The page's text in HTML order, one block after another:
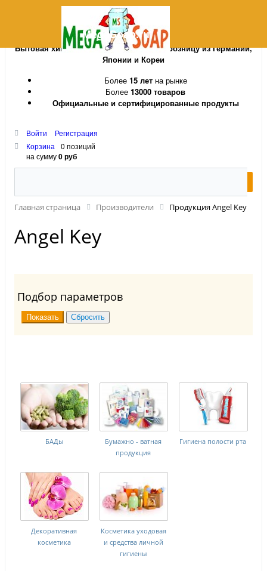
MegaSoap.ru
Бытовая химия и косметика оптом и в розницу из Германии,
Японии и Кореи
Более 15 летна рынке
Более 13000 товаров
Официальные и сертифицированные продукты
Войти
Регистрация
Корзина
0 позиций
на сумму0 руб
Главная страница Производители Продукция Angel Key
Angel Key
Подбор параметров
БАДы
Бумажно - ватная
продукция
Гигиена полости рта
Декоративная
косметика
Косметика уходовая
и средства личной
гигиены